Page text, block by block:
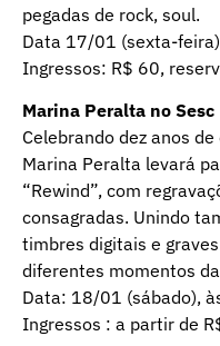
pegadas de rock, soul.
Data 17/01 (sexta-
Ingressos: R$ 60,
Marina Peralta no Sesc
Celebrando dez anos
Marina Peralta levará
“Rewind”, com
consagradas. Unindo
timbres digitais e
diferentes momentos
Data: 18/01 (sábado),
Ingressos : a partir de